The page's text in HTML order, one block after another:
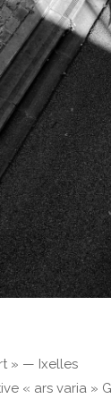
» — Ixelles
« ars varia »